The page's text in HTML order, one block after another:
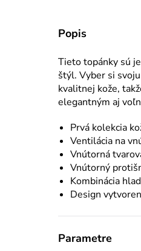
Popis
Tieto topánky sú
štýl. Vyber si
kvalitnej kože,
elegantným aj
Prvá kolekcia
Ventilácia na
Vnútorná
Vnútorný
Kombinácia
Design
Parametre